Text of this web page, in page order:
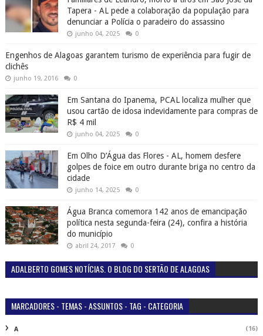
Tapera - AL pede a colaboração da população para
denunciar a Polícia o paradeiro do assassino
junho 04, 2025 0
Engenhos de Alagoas garantem turismo de experiência para fugir de
clichês
junho 19, 2016 0
Em Santana do Ipanema, PCAL localiza mulher que
usou cartão de idosa indevidamente para compras de
R$ 4 mil
junho 04, 2025 0
Em Olho D’Água das Flores - AL, homem desfere
golpes de foice em outro durante briga no centro da
cidade
junho 14, 2025 0
Água Branca comemora 142 anos de emancipação
política nesta segunda-feira (24), confira a história
do município
abril 24, 2017 0
ADALBERTO GOMES NOTÍCIAS. O BLOG DO SERTÃO DE ALAGOAS
MARCADORES - TEMAS - ASSUNTOS - TAG - CATEGORIA
A (16)